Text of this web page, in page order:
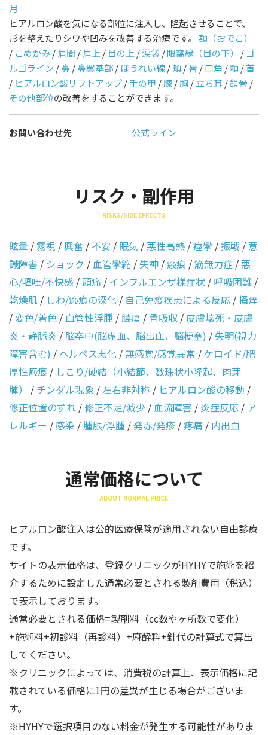
月
ヒアルロン酸を気になる部位に注入し、隆起させることで、
形を整えたりシワや凹みを改善する治療です。 額（おでこ）
/ こめかみ/眉間 /眉上 / 目の上 /涙袋/眼窩縁（目の下） / ゴ
ルゴライン /鼻/鼻翼基部/ ほうれい線/頬/唇/口角 /顎/首
/ ヒアルロン酸リフトアップ/手の甲 /膝/胸/立ち耳/鎖骨 /
その他部位の改善をすることができます。
お問い合わせ先 公式ライン
リスク・副作用
RISKS/SIDE EFFECTS
眩暈 /霧視 /興奮 / 不安 / 眠気 /悪性高熱 /痙攣 /振戦 / 意
識障害 / ショック /血管攣縮 /失神 /瘢痕 /筋無力症 /悪
心/嘔吐/不快感 /頭痛 / インフルエンザ様症状 / 呼吸困難 /
乾燥肌 / しわ/瘢痕の深化 / 自己免疫疾患による反応 /掻痒
/変色/着色 /血管性浮腫 /膿瘍 / 骨吸収 / 皮膚壊死・皮膚
炎・静脈炎 /脳卒中(脳虚血、脳出血、脳梗塞) /失明(視力
障害含む) / ヘルペス悪化 /無感覚/感覚異常 / ケロイド/肥
厚性瘢痕 / しこり/硬結（小結節、数珠状小隆起、肉芽
腫）
/ チンダル現象 /左右非対称 / ヒアルロン酸の移動 /
修正位置のずれ /修正不足/減少 /血流障害 / 炎症反応 / ア
レルギー /感染 /腫脹/浮腫 /発赤/発疹 /疼痛 / 内出血
通常価格について
ABOUT NORMAL PRICE
ヒアルロン酸注入は公的医療保険が適用されない自由診療
です。
サイトの表示価格は、登録クリニックがHYHYで施術を紹
介するために設定した通常必要とされる製剤費用（税込）
で表示しております。
通常必要とされる価格=製剤料（cc数やヶ所数で変化）
+施術料+初診料（再診料）+麻酔料+針代の計算式で算出
してください。
※クリニックによっては、消費税の計算上、表示価格に記
載されている価格に1円の差異が生じる場合がございま
す。
※HYHYで選択項目のない料金が発生する可能性がありま